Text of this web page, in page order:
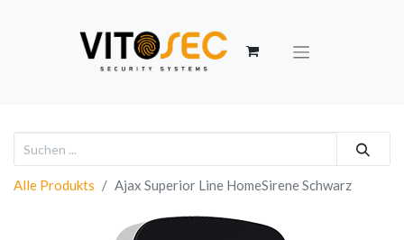
Alle Produkts Ajax Superior Line HomeSirene Schwarz